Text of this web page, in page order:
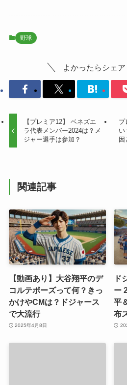
野球
よかったらシェア
【プレミア12】 ベネズエ
ラ代表メンバー2024は？メ
ジャー選手は参加？
プ
い
因
関連記事
【動画あり】大谷翔平のデ
コルテポーズって何？きっ
かけやCMは？ドジャース
で大流行
2025年4月8日
ド
ー
平
布